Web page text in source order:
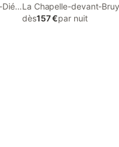
Dié- Terrasse et Jardin
La Chapelle-devant-
des-Vosges
dès157 €par nuit